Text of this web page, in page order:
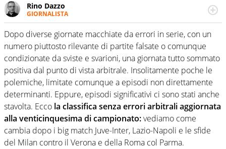
Rino Dazzo
GIORNALISTA
Se mai ci fosse modo di traslare il glossario del calcio in
una nicchia di esperti, lui ne farebbe parte. Non si perde
una svista arbitrale né gli umori social del mondo delle
curve
Dopo diverse giornate macchiate da errori in serie, con un
numero piuttosto rilevante di partite falsate o comunque
condizionate da sviste e svarioni, una giornata tutto sommato
positiva dal punto di vista arbitrale. Insolitamente poche le
polemiche, limitate comunque a episodi non direttamente
determinanti. Eppure, episodi significativi ci sono stati anche
stavolta. Ecco la classifica senza errori arbitrali aggiornata
alla venticinquesima di campionato:vediamo come
cambia dopo i big match Juve-Inter, Lazio-Napoli e le sfide
del Milan contro il Verona e della Roma col Parma.